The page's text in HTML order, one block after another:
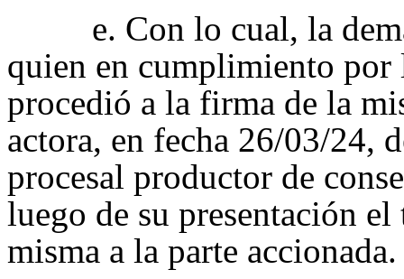
e. Con lo cual, la
quien en cumplimiento
procedió a la firma de la
actora, en fecha 26/03/24,
procesal productor de
luego de su presentación
misma a la parte accionada.